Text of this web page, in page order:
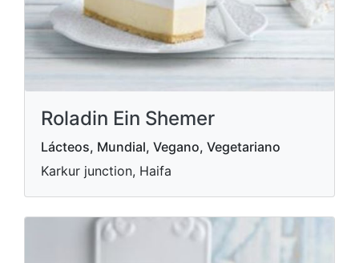
Roladin Ein Shemer
Lácteos, Mundial, Vegano, Vegetariano
Karkur junction, Haifa